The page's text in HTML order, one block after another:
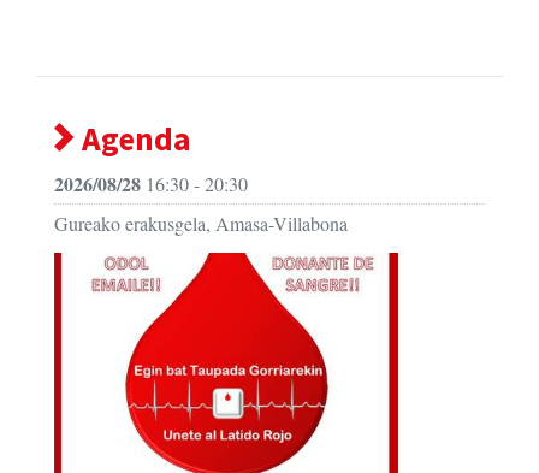
Agenda
2026/08/28 16:30 - 20:30
Gureako erakusgela, Amasa-Villabona